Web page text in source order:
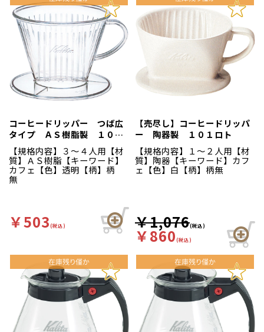
コーヒードリッパー つば広
タイプ ＡＳ樹脂製 １０２
－ＤＬ
【規格内容】３～４人用【材
質】ＡＳ樹脂【キーワード】
カフェ【色】透明【柄】柄
無
￥503(税込)
【売尽し】コーヒードリッパ
ー 陶器製 １０１ロト
【規格内容】１～２人用【材
質】陶器【キーワード】カフ
ェ【色】白【柄】柄無
￥1,076(税込)
￥860(税込)